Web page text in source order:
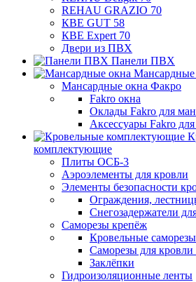
REHAU GRAZIO 70
КВЕ GUT 58
КВЕ Expert 70
Двери из ПВХ
Панели ПВХ
Мансардные
Мансардные окна Факро
Fakro окна
Оклады Fakro для
Аксессуары Fakro
комплектующие
Плиты ОСБ-3
Аэроэлементы для кровли
Элементы безопасности
Ограждения,
Снегозадержатели
Саморезы крепёж
Кровельные
Саморезы для кровли
Заклёпки
Гидроизоляционные ленты